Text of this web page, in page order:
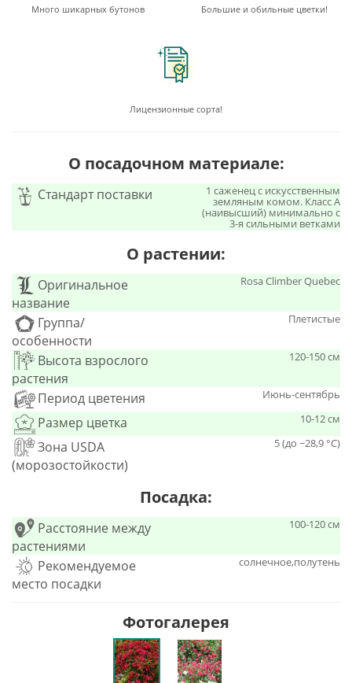
Много шикарных бутонов Большие и обильные цветки!
Лицензионные сорта!
О посадочном материале:
Стандарт поставки 1 саженец с искусственным
земляным комом. Класс А
(наивысший) минимально с
3-я сильными ветками
О растении:
Оригинальное
название
Rosa Climber Quebec
Группа/
особенности
Плетистые
Высота взрослого
растения
120-150 см
Период цветения Июнь-сентябрь
Размер цветка 10-12 см
Зона USDA
(морозостойкости)
5 (до −28,9 °C)
Посадка:
Расстояние между
растениями
100-120 см
Рекомендуемое
место посадки
солнечное,полутень
Фотогалерея